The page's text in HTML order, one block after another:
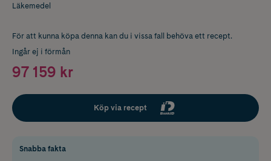
Läkemedel
För att kunna köpa denna kan du i vissa fall behöva ett recept.
Ingår ej i förmån
97 159 kr
Köp via recept
Snabba fakta